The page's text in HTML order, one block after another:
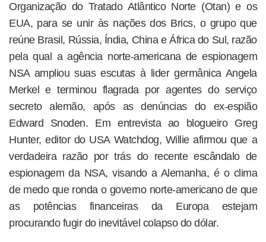
Organização do Tratado Atlântico Norte (Otan) e os
EUA, para se unir às nações dos Brics, o grupo que
reúne Brasil, Rússia, Índia, China e África do Sul, razão
pela qual a agência norte-americana de espionagem
NSA ampliou suas escutas à lider germânica Angela
Merkel e terminou flagrada por agentes do serviço
secreto alemão, após as denúncias do ex-espião
Edward Snoden. Em entrevista ao blogueiro Greg
Hunter, editor do USA Watchdog, Willie afirmou que a
verdadeira razão por trás do recente escândalo de
espionagem da NSA, visando a Alemanha, é o clima
de medo que ronda o governo norte-americano de que
as potências financeiras da Europa estejam
procurando fugir do inevitável colapso do dólar.